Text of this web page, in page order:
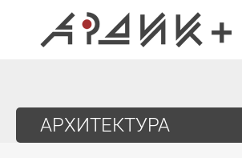
АРХИТЕКТУРА